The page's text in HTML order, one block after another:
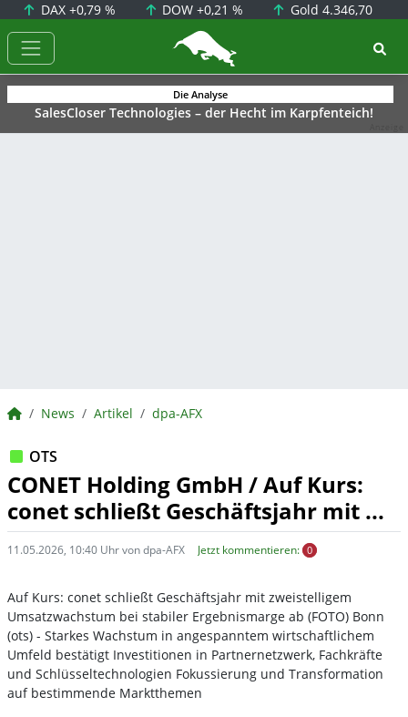
DAX +0,79 % DOW+0,21 % Gold 4.346,70
BörsenNEWS.de
Die Analyse
SalesCloser Technologies – der Hecht im Karpfenteich!
BörsenNEWS.de
News Artikel dpa-AFX
OTS
CONET Holding GmbH / Auf Kurs:
conet schließt Geschäftsjahr mit ...
11.05.2026, 10:40 Uhr von dpa-AFX Jetzt kommentieren: 0
Auf Kurs: conet schließt Geschäftsjahr mit zweistelligem
Umsatzwachstum bei stabiler Ergebnismarge ab (FOTO) Bonn
(ots) - Starkes Wachstum in angespanntem wirtschaftlichem
Umfeld bestätigt Investitionen in Partnernetzwerk, Fachkräfte
und Schlüsseltechnologien Fokussierung und Transformation
auf bestimmende Marktthemen